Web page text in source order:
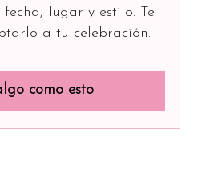
fecha, lugar y estilo. Te
a tu celebración.
como esto